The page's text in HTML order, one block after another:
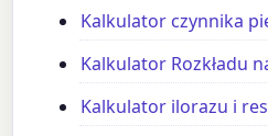
Kalkulator czynnika
Kalkulator Rozkładu
Kalkulator ilorazu i